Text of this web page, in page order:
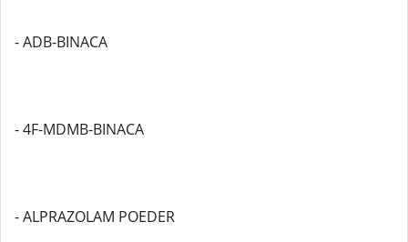
- ADB-BINACA
- 4F-MDMB-BINACA
- ALPRAZOLAM POEDER